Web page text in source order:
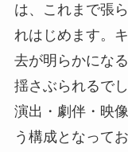
は、これまで張
れはじめます。
去が明らかにな
揺さぶられるでし
演出・劇伴・映
う構成となって